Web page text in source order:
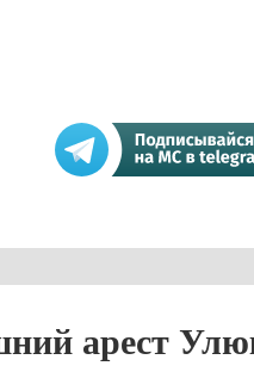
арест